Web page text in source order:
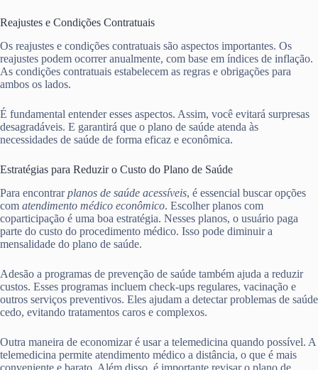
Reajustes e Condições Contratuais
Os reajustes e condições contratuais são aspectos importantes. Os
reajustes podem ocorrer anualmente, com base em índices de inflação.
As condições contratuais estabelecem as regras e obrigações para
ambos os lados.
É fundamental entender esses aspectos. Assim, você evitará surpresas
desagradáveis. E garantirá que o plano de saúde atenda às
necessidades de saúde de forma eficaz e econômica.
Estratégias para Reduzir o Custo do Plano de Saúde
Para encontrarplanos de saúde acessíveis, é essencial buscar opções
com atendimento médico econômico. Escolher planos com
coparticipação é uma boa estratégia. Nesses planos, o usuário paga
parte do custo do procedimento médico. Isso pode diminuir a
mensalidade do plano de saúde.
Adesão a programas de prevenção de saúde também ajuda a reduzir
custos. Esses programas incluem check-ups regulares, vacinação e
outros serviços preventivos. Eles ajudam a detectar problemas de saúde
cedo, evitando tratamentos caros e complexos.
Outra maneira de economizar é usar a telemedicina quando possível. A
telemedicina permite atendimento médico a distância, o que é mais
conveniente e barato. Além disso, é importante revisar o plano de